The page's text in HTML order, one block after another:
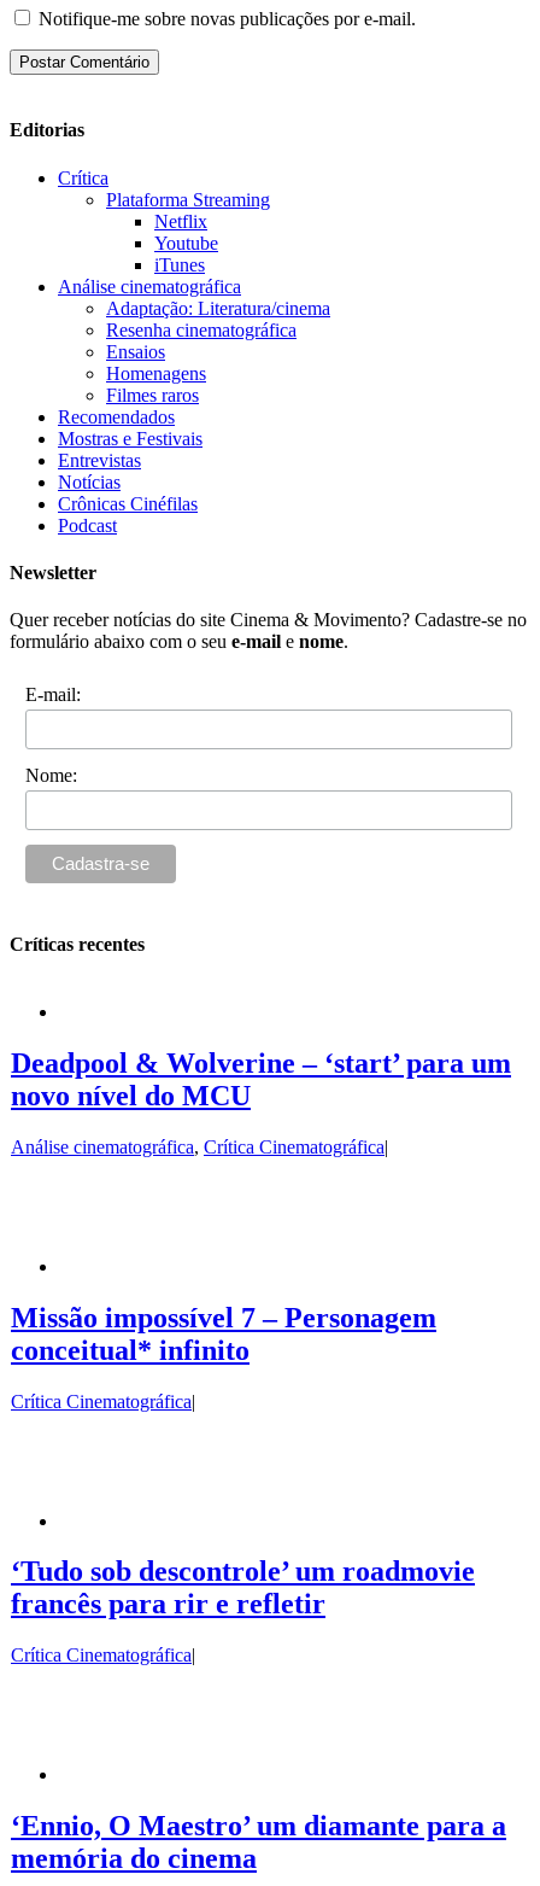
Notifique-me sobre novas publicações por e-mail.
Editorias
Crítica
Plataforma Streaming
Netflix
Youtube
iTunes
Análise cinematográfica
Adaptação: Literatura/cinema
Resenha cinematográfica
Ensaios
Homenagens
Filmes raros
Recomendados
Mostras e Festivais
Entrevistas
Notícias
Crônicas Cinéfilas
Podcast
Newsletter
Quer receber notícias do site Cinema & Movimento? Cadastre-se no
formulário abaixo com o seu e-mail e nome.
E-mail:
Nome:
Críticas recentes
Deadpool & Wolverine – ‘start’ para um
novo nível do MCU
Análise cinematográfica, Crítica Cinematográfica|
Missão impossível 7 – Personagem
conceitual* infinito
Crítica Cinematográfica|
‘Tudo sob descontrole’ um roadmovie
francês para rir e refletir
Crítica Cinematográfica|
‘Ennio, O Maestro’ um diamante para a
memória do cinema